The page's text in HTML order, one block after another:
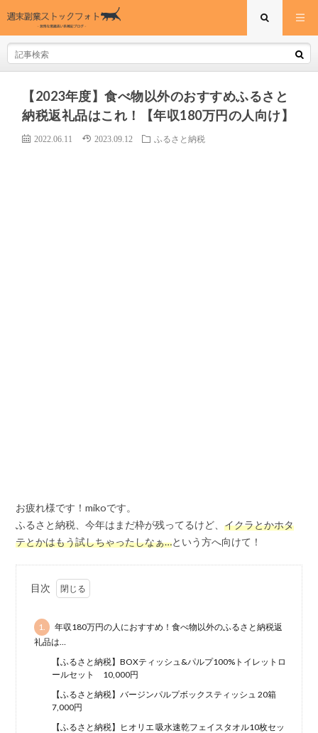
【2023年度】食べ物以外のおすすめふるさと
納税返礼品はこれ！【年収180万円の人向け】
2022.06.11 2023.09.12 ふるさと納税
お疲れ様です！mikoです。
ふるさと納税、今年はまだ枠が残ってるけど、イクラとかホタ
テとかはもう試しちゃったしなぁ…という方へ向けて！
目次
1.
年収180万円の人におすすめ！食べ物以外のふるさと納税返
礼品は…
【ふるさと納税】BOXティッシュ&パルプ100%トイレットロ
ールセット 10,000円
【ふるさと納税】バージンパルプボックスティッシュ 20箱
7,000円
【ふるさと納税】ヒオリエ 吸水速乾フェイスタオル10枚セッ